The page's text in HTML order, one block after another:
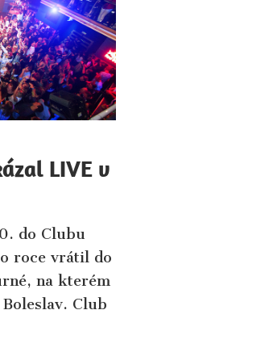
LIVE v
do Clubu
roce vrátil do
na kterém
Club